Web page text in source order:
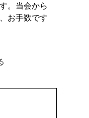
。 当会から
お手数です